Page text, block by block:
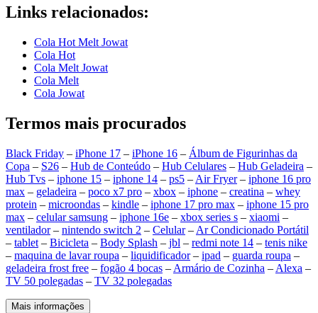
Links relacionados:
Cola Hot Melt Jowat
Cola Hot
Cola Melt Jowat
Cola Melt
Cola Jowat
Termos mais procurados
Black Friday – iPhone 17 – iPhone 16 – Álbum de Figurinhas da
Copa – S26 – Hub de Conteúdo – Hub Celulares – Hub Geladeira –
Hub Tvs – iphone 15 – iphone 14 – ps5 – Air Fryer– iphone 16 pro
max – geladeira – poco x7 pro – xbox – iphone – creatina – whey
protein – microondas – kindle – iphone 17 pro max – iphone 15 pro
max – celular samsung – iphone 16e – xbox series s – xiaomi –
ventilador– nintendo switch 2 – Celular– Ar Condicionado Portátil
– tablet – Bicicleta – Body Splash – jbl – redmi note 14 – tenis nike
– maquina de lavar roupa – liquidificador– ipad – guarda roupa –
geladeira frost free – fogão 4 bocas – Armário de Cozinha – Alexa –
TV 50 polegadas – TV 32 polegadas
Mais informações